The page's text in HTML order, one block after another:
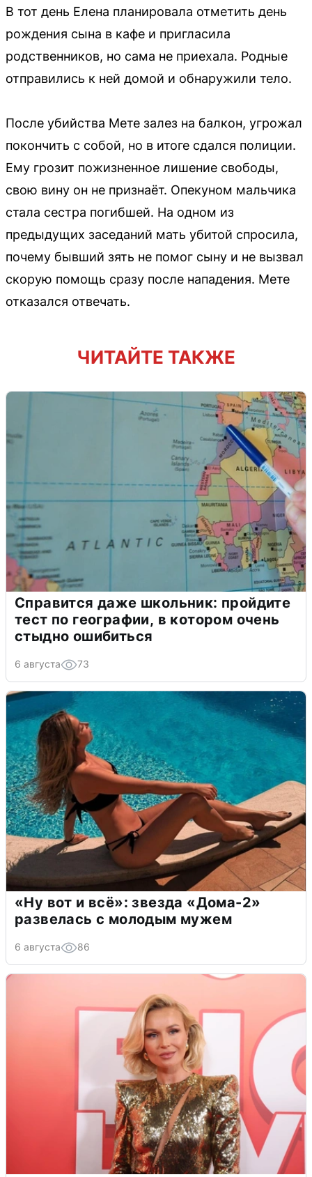
В тот день Елена планировала отметить день
рождения сына в кафе и пригласила
родственников, но сама не приехала. Родные
отправились к ней домой и обнаружили тело.
После убийства Мете залез на балкон, угрожал
покончить с собой, но в итоге сдался полиции.
Ему грозит пожизненное лишение свободы,
свою вину он не признаёт. Опекуном мальчика
стала сестра погибшей. На одном из
предыдущих заседаний мать убитой спросила,
почему бывший зять не помог сыну и не вызвал
скорую помощь сразу после нападения. Мете
отказался отвечать.
ЧИТАЙТЕ ТАКЖЕ
Справится даже школьник: пройдите
тест по географии, в котором очень
стыдно ошибиться
6 августа 73
«Ну вот и всё»: звезда «Дома-2»
развелась с молодым мужем
6 августа 86